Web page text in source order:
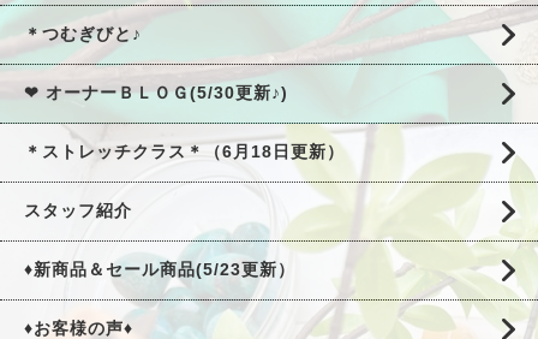
＊つむぎびと♪
❤ オーナーＢＬＯＧ(5/30更新♪)
＊ストレッチクラス＊（6月18日更新）
スタッフ紹介
♦新商品＆セール商品(5/23更新）
♦お客様の声♦